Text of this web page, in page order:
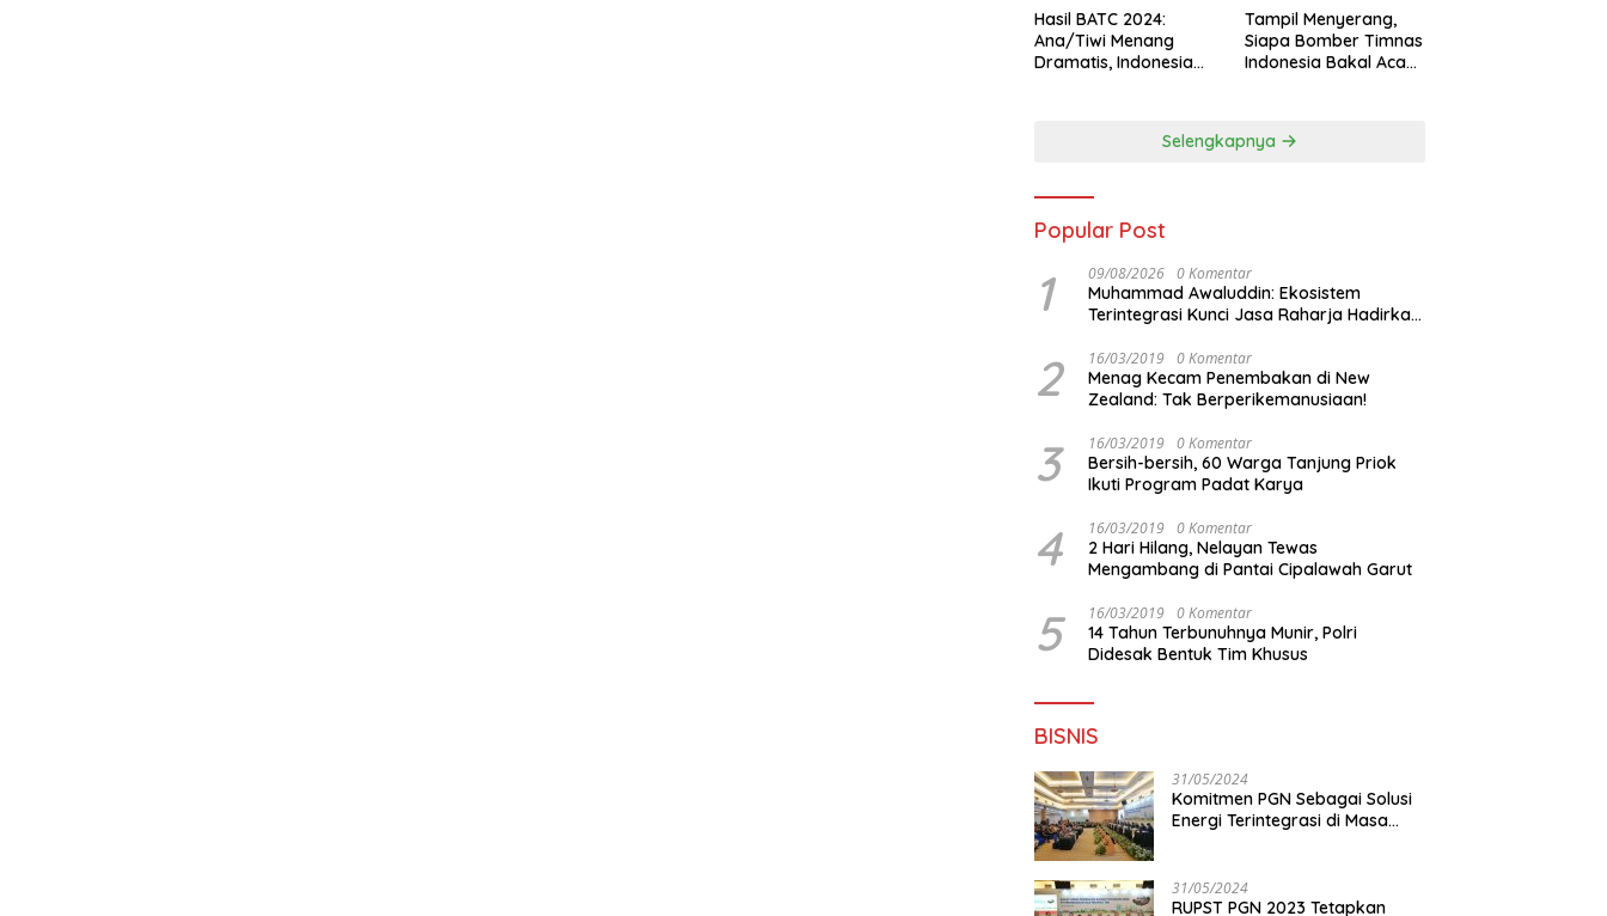
Hasil BATC 2024:
Ana/Tiwi Menang
Dramatis, Indonesia
Tampil Menyerang,
Siapa Bomber Timnas
Indonesia Bakal Acak-
Selengkapnya
Popular Post
1 09/08/2026 0 Komentar
Muhammad Awaluddin: Ekosistem
Terintegrasi Kunci Jasa Raharja Hadirkan
2 16/03/2019 0 Komentar
Menag Kecam Penembakan di New
Zealand: Tak Berperikemanusiaan!
3 16/03/2019 0 Komentar
Bersih-bersih, 60 Warga Tanjung Priok
Ikuti Program Padat Karya
4 16/03/2019 0 Komentar
2 Hari Hilang, Nelayan Tewas
Mengambang di Pantai Cipalawah Garut
5 16/03/2019 0 Komentar
14 Tahun Terbunuhnya Munir, Polri
Didesak Bentuk Tim Khusus
BISNIS
31/05/2024
Komitmen PGN Sebagai Solusi
Energi Terintegrasi di Masa
31/05/2024
RUPST PGN 2023 Tetapkan